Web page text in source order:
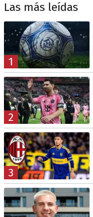
Las más leídas
1
2
3